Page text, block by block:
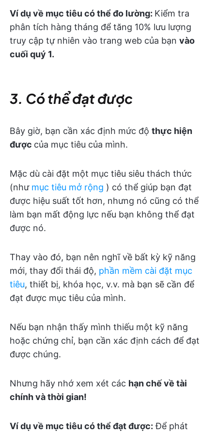
Ví dụ về mục tiêu có thể đo lường: Kiểm tra
phân tích hàng tháng để tăng 10% lưu lượng
truy cập tự nhiên vào trang web của bạn vào
cuối quý 1.
3. Có thể đạt được
Bây giờ, bạn cần xác định mức độ thực hiện
được của mục tiêu của mình.
Mặc dù cài đặt một mục tiêu siêu thách thức
(như mục tiêu mở rộng ) có thể giúp bạn đạt
được hiệu suất tốt hơn, nhưng nó cũng có thể
làm bạn mất động lực nếu bạn không thể đạt
được nó.
Thay vào đó, bạn nên nghĩ về bất kỳ kỹ năng
mới, thay đổi thái độ, phần mềm cài đặt mục
tiêu, thiết bị, khóa học, v.v. mà bạn sẽ cần để
đạt được mục tiêu của mình.
Nếu bạn nhận thấy mình thiếu một kỹ năng
hoặc chứng chỉ, bạn cần xác định cách để đạt
được chúng.
Nhưng hãy nhớ xem xét các hạn chế về tài
chính và thời gian!
Ví dụ về mục tiêu có thể đạt được: Để phát